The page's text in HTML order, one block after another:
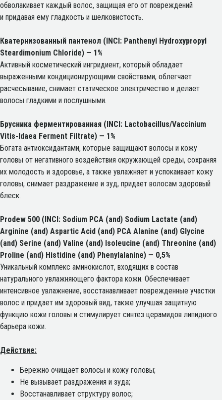
обволакивает каждый волос, защищая его от повреждений
и придавая ему гладкость и шелковистость.
Кватернизованный пантенол (INCI: Panthenyl Hydroxypropyl
Steardimonium Chloride) — 1%
Активный косметический ингридиент, который обладает
выраженными кондиционирующими свойствами, облегчает
расчесывание, снимает статическое электричество и делает
волосы гладкими и послушными.
Брусника ферментированная (INCI: Lactobacillus/Vaccinium
Vitis-Idaea Ferment Filtrate) — 1%
Богата антиоксидантами, которые защищают волосы и кожу
головы от негативного воздействия окружающей среды, сохраняя
их молодость и здоровье, а также увлажняет и успокаивает кожу
головы, снимает раздражение и зуд, придает волосам здоровый
блеск.
Prodew 500 (INCI: Sodium PCA (and) Sodium Lactate (and)
Arginine (and) Aspartic Acid (and) PCA Alanine (and) Glycine
(and) Serine (and) Valine (and) Isoleucine (and) Threonine (and)
Proline (and) Histidine (and) Phenylalanine) — 0,5%
Уникальный комплекс аминокислот, входящих в состав
натурального увлажняющего фактора кожи. Обеспечивает
интенсивное увлажнение, восстанавливает поврежденные участки
волос и придает им здоровый вид, также улучшая защитную
функцию кожи головы и стимулирует синтез церамидов липидного
барьера кожи.
Действие:
Бережно очищает волосы и кожу головы;
Не вызывает раздражения и зуда;
Восстанавливает структуру волос;